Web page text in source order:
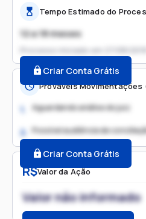
R$Valor da Ação
Valor não informado
Tempo Estimado do
12 a 18 meses
Processo iniciado em
Criar Conta Grátis
Prováveis
1. Aguardando análise do juiz
2. Possível audiência de
Criar Conta Grátis